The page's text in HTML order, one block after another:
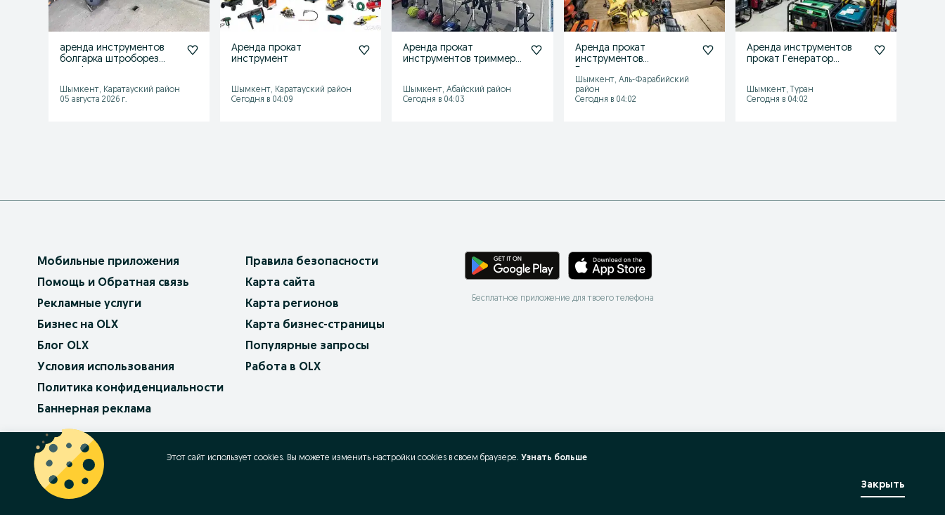
аренда инструментов
болгарка штроборез
Шымкент, Каратауский район
05 августа 2026 г.
Аренда прокат
инструмент
Шымкент, Каратауский район
Сегодня в 04:09
Аренда прокат
инструментов триммер
Шымкент, Абайский район
Сегодня в 04:03
Аренда прокат
инструментов
комрессор мотобура
пушка ушм
Шымкент, Аль-Фарабийский
район
Сегодня в 04:02
Аренда инструментов
прокат Генератор
Шымкент, Туран
Сегодня в 04:02
Мобильные приложения
Помощь и Обратная связь
Рекламные услуги
Бизнес на OLX
Блог OLX
Условия использования
Политика конфиденциальности
Баннерная реклама
Правила безопасности
Карта сайта
Карта регионов
Карта бизнес-страницы
Популярные запросы
Работа в OLX
Бесплатное приложение для твоего телефона
OLX.bg
Этот сайт использует cookies. Вы можете изменить настройки cookies в своeм браузере. Узнать больше
Закрыть